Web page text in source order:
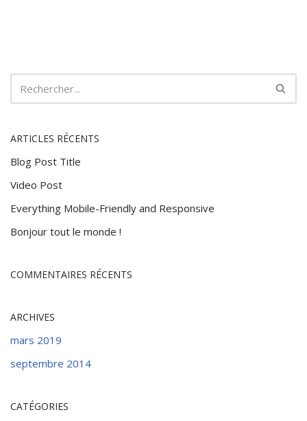
ARTICLES RÉCENTS
Blog Post Title
Video Post
Everything Mobile-Friendly and Responsive
Bonjour tout le monde !
COMMENTAIRES RÉCENTS
ARCHIVES
mars 2019
septembre 2014
CATÉGORIES